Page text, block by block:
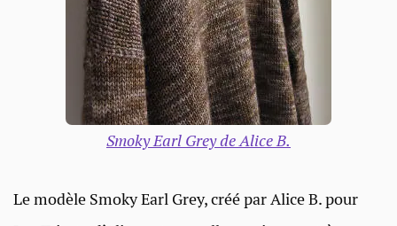
Smoky Earl Grey de Alice B.
Le modèle Smoky Earl Grey, créé par Alice B. pour